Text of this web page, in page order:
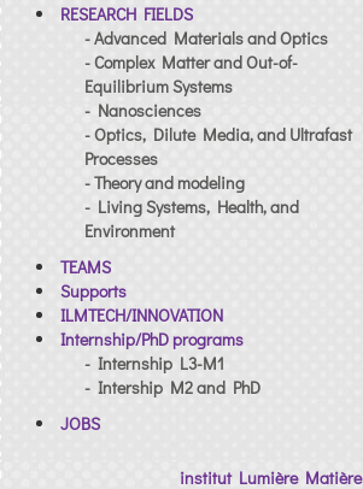
RESEARCH FIELDS
- Advanced Materials and Optics
- Complex Matter and Out-of-
Equilibrium Systems
- Nanosciences
- Optics, Dilute Media, and Ultrafast
Processes
- Theory and modeling
- Living Systems, Health, and
Environment
TEAMS
Supports
ILMTECH/INNOVATION
Internship/PhD programs
- Internship L3-M1
- Intership M2 and PhD
JOBS
institut Lumière Matière